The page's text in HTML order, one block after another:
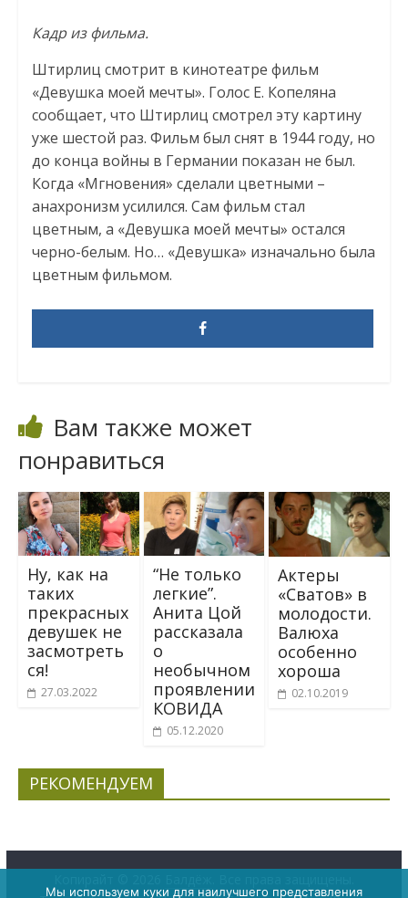
Кадр из фильма.
Штирлиц смотрит в кинотеатре фильм
«Девушка моей мечты». Голос Е. Копеляна
сообщает, что Штирлиц смотрел эту картину
уже шестой раз. Фильм был снят в 1944 году, но
до конца войны в Германии показан не был.
Когда «Мгновения» сделали цветными –
анахронизм усилился. Сам фильм стал
цветным, а «Девушка моей мечты» остался
черно-белым. Но… «Девушка» изначально была
цветным фильмом.
Вам также может
понравиться
Ну, как на
таких
прекрасных
девушек не
засмотреть
ся!
27.03.2022
“Не только
легкие”.
Анита Цой
рассказала
о
необычном
проявлении
КОВИДА
05.12.2020
Актеры
«Сватов» в
молодости.
Валюха
особенно
хороша
02.10.2019
РЕКОМЕНДУЕМ
Мы используем куки для наилучшего представления